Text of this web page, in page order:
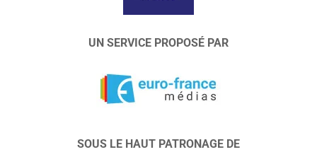
UN SERVICE PROPOSÉ PAR
SOUS LE HAUT PATRONAGE DE